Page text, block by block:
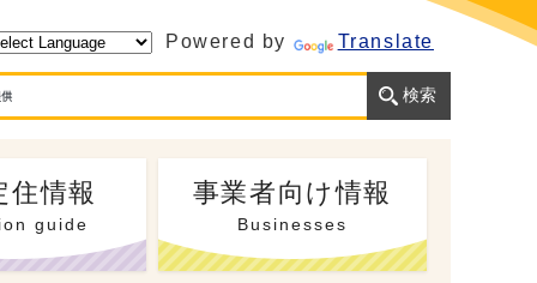
Powered by Translate
住情報
guide
事業者向け情報
Businesses